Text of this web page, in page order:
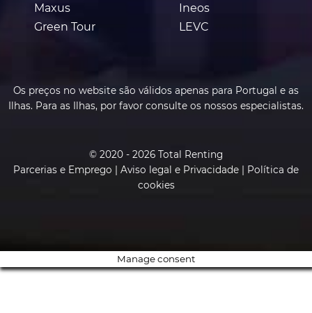
Maxus
Green Tour
Ineos
LEVC
Os preços no website são válidos apenas para Portugal e as
Ilhas. Para as Ilhas, por favor consulte os nossos especialistas.
© 2020 - 2026 Total Renting
Parcerias e Emprego | Aviso legal e Privacidade | Política de
cookies
Manage consent